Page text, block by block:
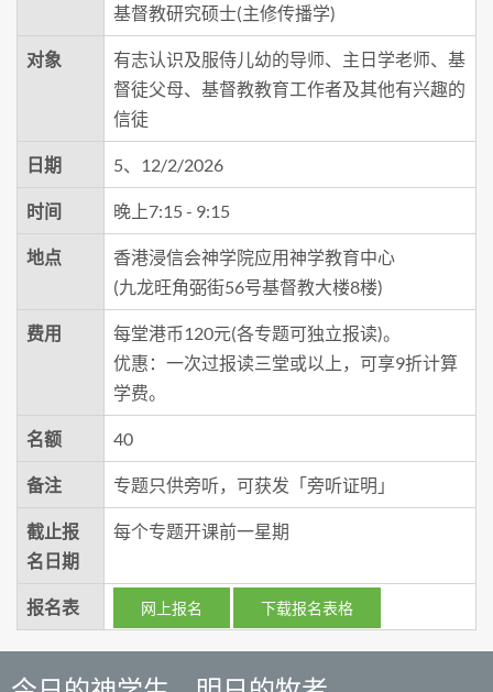
基督教研究硕士(主修传播学)
对象
有志认识及服侍儿幼的导师、主日学老师、基
督徒父母、基督教教育工作者及其他有兴趣的
信徒
日期 5、12/2/2026
时间 晚上7:15 - 9:15
地点
香港浸信会神学院应用神学教育中心
(九龙旺角弼街56号基督教大楼8楼)
费用
每堂港币120元(各专题可独立报读)。
优惠：一次过报读三堂或以上，可享9折计算
学费。
名额 40
备注 专题只供旁听，可获发「旁听证明」
截止报
名日期
每个专题开课前一星期
报名表 网上报名 下载报名表格